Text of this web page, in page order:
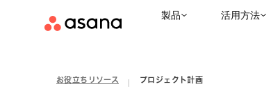
製品 活用方法
お役立ちリソース プロジェクト計画